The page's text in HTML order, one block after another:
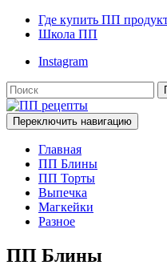
Где купить ПП
Школа ПП
Instagram
Переключить навигацию
Главная
ПП Блины
ПП Торты
Выпечка
Магкейки
Разное
ПП Блины